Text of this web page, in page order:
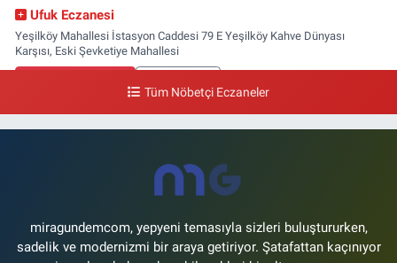
Ufuk Eczanesi
Yeşilköy Mahallesi İstasyon Caddesi 79 E Yeşilköy Kahve Dünyası
Karşısı, Eski Şevketiye Mahallesi
Yol Tarifi Al
Tüm Nöbetçi Eczaneler
miragundemcom, yepyeni temasıyla sizleri buluştururken,
sadelik ve modernizmi bir araya getiriyor. Şatafattan kaçınıyor